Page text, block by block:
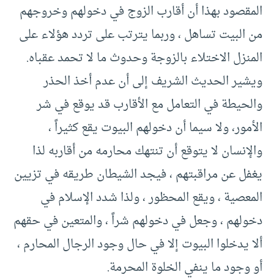
المقصود بهذا أن أقارب الزوج في دخولهم وخروجهم
من البيت تساهل ، وربما يترتب على تردد هؤلاء على
المنزل الاختلاء بالزوجة وحدوث ما لا تحمد عقباه.
ويشير الحديث الشريف إلى أن عدم أخذ الحذر
والحيطة في التعامل مع الأقارب قد يوقع في شر
الأمور، ولا سيما أن دخولهم البيوت يقع كثيراً ،
والإنسان لا يتوقع أن تنتهك محارمه من أقاربه لذا
يغفل عن مراقبتهم ، فيجد الشيطان طريقه في تزيين
المعصية ، ويقع المحظور ، ولذا شدد الإسلام في
دخولهم ، وجعل في دخولهم شراً ، والمتعين في حقهم
ألا يدخلوا البيوت إلا في حال وجود الرجال المحارم ،
أو وجود ما ينفي الخلوة المحرمة.